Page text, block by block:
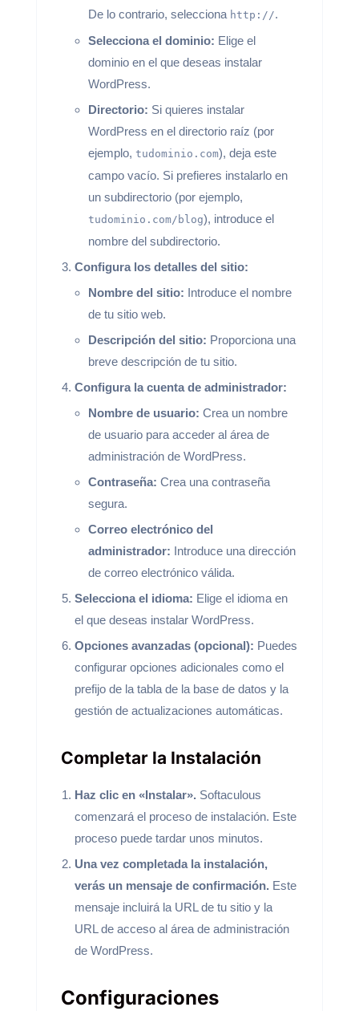
De lo contrario, selecciona http://.
Selecciona el dominio: Elige el
dominio en el que deseas instalar
WordPress.
Directorio: Si quieres instalar
WordPress en el directorio raíz (por
ejemplo, tudominio.com), deja este
campo vacío. Si prefieres instalarlo en
un subdirectorio (por ejemplo,
tudominio.com/blog), introduce el
nombre del subdirectorio.
Configura los detalles del sitio:
Nombre del sitio: Introduce el nombre
de tu sitio web.
Descripción del sitio: Proporciona una
breve descripción de tu sitio.
Configura la cuenta de administrador:
Nombre de usuario: Crea un nombre
de usuario para acceder al área de
administración de WordPress.
Contraseña: Crea una contraseña
segura.
Correo electrónico del
administrador: Introduce una dirección
de correo electrónico válida.
Selecciona el idioma: Elige el idioma en
el que deseas instalar WordPress.
Opciones avanzadas (opcional): Puedes
configurar opciones adicionales como el
prefijo de la tabla de la base de datos y la
gestión de actualizaciones automáticas.
Completar la Instalación
Haz clic en «Instalar». Softaculous
comenzará el proceso de instalación. Este
proceso puede tardar unos minutos.
Una vez completada la instalación,
verás un mensaje de confirmación. Este
mensaje incluirá la URL de tu sitio y la
URL de acceso al área de administración
de WordPress.
Configuraciones